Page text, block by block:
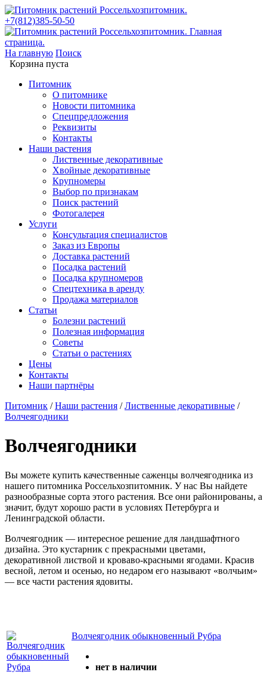
+7(812)385-50-50
На главную Поиск
Корзина пуста
Питомник
О питомнике
Новости питомника
Спецпредложения
Реквизиты
Контакты
Наши растения
Лиственные декоративные
Хвойные декоративные
Крупномеры
Выбор по признакам
Поиск растений
Фотогалерея
Услуги
Консультация специалистов
Заказ из Европы
Доставка растений
Посадка растений
Посадка крупномеров
Спецтехника в аренду
Продажа материалов
Статьи
Болезни растений
Полезная информация
Советы
Статьи о растениях
Цены
Контакты
Наши партнёры
Питомник /Наши растения /Лиственные декоративные /
Волчеягодники
Волчеягодники
Вы можете купить качественные саженцы волчеягодника из
нашего питомника Россельхозпитомник. У нас Вы найдете
разнообразные сорта этого растения. Все они районированы, а
значит, будут хорошо расти в условиях Петербурга и
Ленинградской области.
Волчеягодник — интересное решение для ландшафтного
дизайна. Это кустарник с прекрасными цветами,
декоративной листвой и кроваво-красными ягодами. Красив
весной, летом и осенью, но недаром его называют «волчьим»
— все части растения ядовиты.
Волчеягодник обыкновенный Рубра
нет в наличии